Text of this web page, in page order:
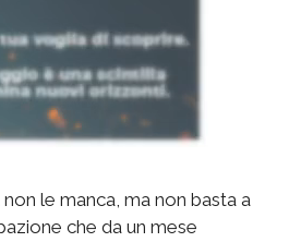
non le manca, ma non basta a
che da un mese